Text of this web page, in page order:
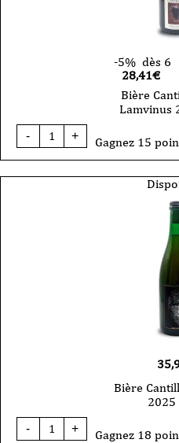
-5% dès 6
28,41€
Bière
Lamvinus
-
quantité
de
Saint
+ Gagnez 15
Bière
2025
-
quantité
de
+ Gagnez 18